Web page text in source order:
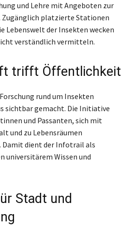
und Lehre mit Angeboten zur
platzierte Stationen
Lebenswelt der Insekten wecken
verständlich vermitteln.
trifft Öffentlichkeit
rund um Insekten
sichtbar gemacht. Die Initiative
und Passanten, sich mit
und zu Lebensräumen
Damit dient der Infotrail als
universitärem Wissen und
Stadt und